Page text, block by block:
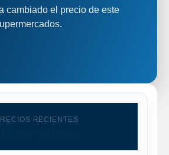
cambiado el precio de este
RECIENTES